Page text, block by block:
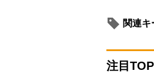
関連キ
注目